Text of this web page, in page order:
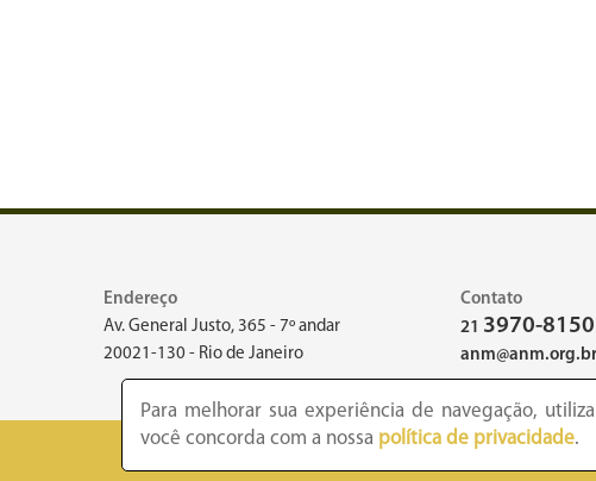
Endereço
Av. General Justo, 365 - 7º andar
20021-130 - Rio de Janeiro
Contato
21 3970-8150
anm@anm.org.br
Para melhorar sua experiência de navegação,
você concorda com a nossa política de privacidade.